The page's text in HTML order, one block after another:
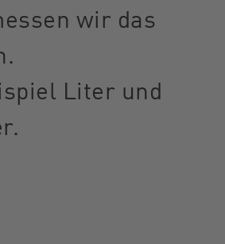
wir das
Liter und